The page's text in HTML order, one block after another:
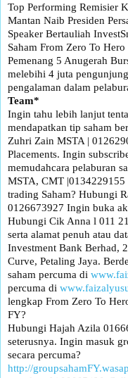
Top Performing Remisier
Mantan Naib Presiden
Speaker Bertauliah
Saham From Zero To
Pemenang 5 Anugerah
melebihi 4 juta
pengalaman dalam
Team*
Ingin tahu lebih lanjut
mendapatkan tip saham
Zuhri Zain MSTA |
Placements. Ingin
memudahcara pelaburan
MSTA, CMT
trading Saham? Hubungi
0126673927 Ingin buka
Hubungi Cik Anna l 011
serta alamat penuh atau
Investment Bank Berhad,
Curve, Petaling Jaya.
saham percuma di
percuma di
lengkap From Zero To
FY?
Hubungi Hajah Azila
seterusnya. Ingin masuk
secara percuma?
http://